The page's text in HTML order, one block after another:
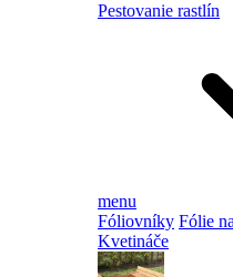
Pestovanie rastlín
menu
Fóliovníky Fólie
Kvetináče